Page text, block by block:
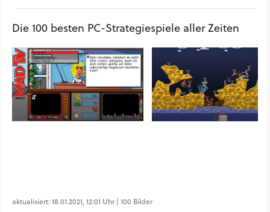
Die 100 besten PC-Strategiespiele aller Zeiten
aktualisiert: 18.01.2021, 12:01 Uhr | 100 Bilder